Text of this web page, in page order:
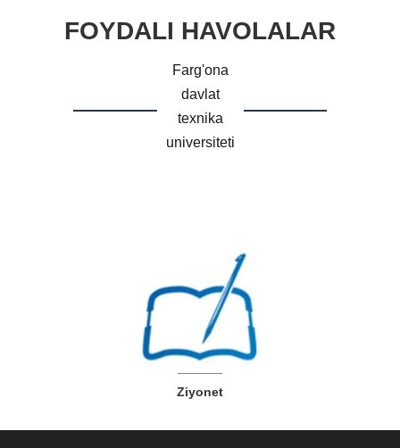
FOYDALI HAVOLALAR
Farg'ona
davlat
texnika
universiteti
Ziyonet